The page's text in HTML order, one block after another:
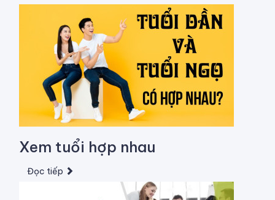
Xem tuổi hợp nhau
Đọc tiếp